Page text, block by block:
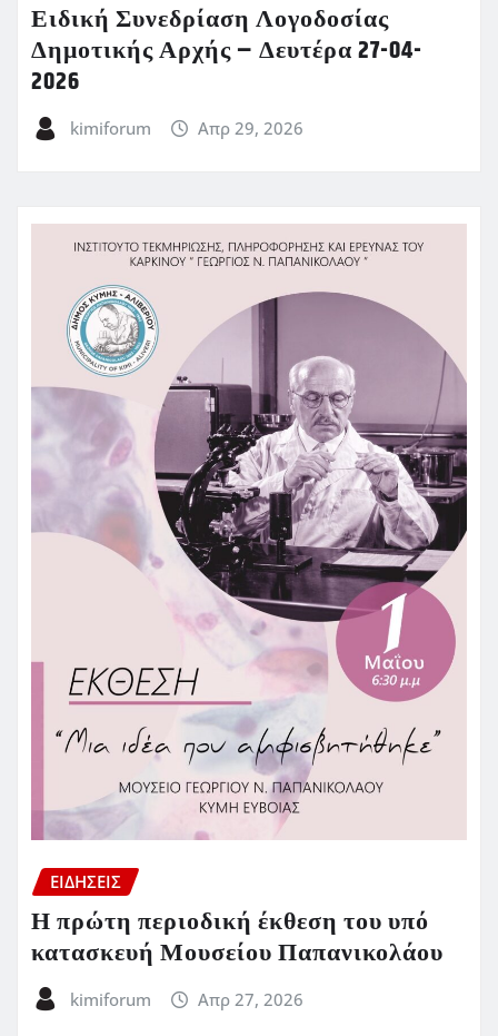
Ειδική Συνεδρίαση Λογοδοσίας
Δημοτικής Αρχής – Δευτέρα 27-04-
2026
kimiforum Απρ 29, 2026
ΕΙΔΗΣΕΙΣ
Η πρώτη περιοδική έκθεση του υπό
κατασκευή Μουσείου Παπανικολάου
kimiforum Απρ 27, 2026